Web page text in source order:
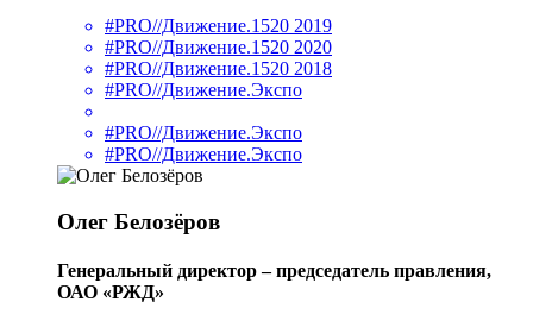
#PRO//Движение.1520 2019
#PRO//Движение.1520 2020
#PRO//Движение.1520 2018
#PRO//Движение.Экспо
#PRO//Движение.Экспо
#PRO//Движение.Экспо
Олег Белозёров
Генеральный директор – председатель правления,
ОАО «РЖД»